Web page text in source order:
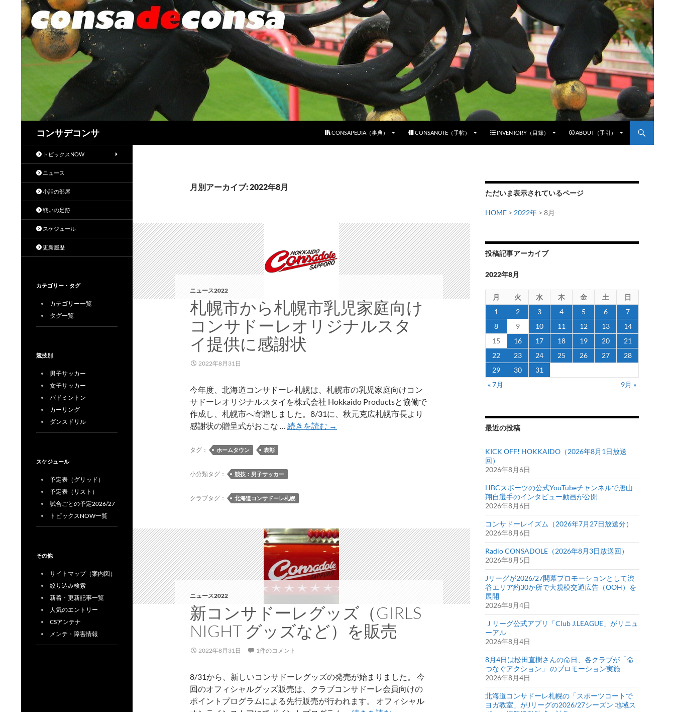
コンサデコンサ
CONSAPEDIA（事典）
CONSANOTE（手帖） INVENTORY（目録） ABOUT（手引）
月別アーカイブ: 2022年8月
ニュース2022
札幌市から札幌市乳児家庭向け
コンサドーレオリジナルスタ
イ提供に感謝状
2022年8月31日
今年度、北海道コンサドーレ札幌は、札幌市の乳児家庭向けコン
サドーレオリジナルスタイを株式会社 Hokkaido Productsと協働で
作成し、札幌市へ寄贈しました。8/31に、秋元克広札幌市長より
感謝状の贈呈式がおこな … 続きを読む 札
児
家
庭
向
け
コ
ン
サ
ド
ー
リ
ジ
ナ
→
タグ： ホームタウン 表彰
小分類タグ： 競技：男子サッカー
クラブタグ： 北海道コンサドーレ札幌
ニュース2022
新コンサドーレグッズ（GIRLS
NIGHT グッズなど）を販売
2022年8月31日 1件のコメント
8/31から、新しいコンサドーレグッズの発売が始まりました。 今
回のオフィシャルグッズ販売は、クラブコンサドーレ会員向けの
ポイントプログラムによる先行販売が行われます。 オフィシャル
ただいま表示されているページ
HOME > 2022年 > 8月
投稿記事アーカイブ
2022年8月
月 火 水 木 金 土
日
1
2 3 4 5 6
7
8
9 10 11 12 13
14
15
16 17 18 19 20
21
22
23 24 25 26 27
28
29
30
31
« 7月
9月 »
最近の投稿
KICK OFF! HOKKAIDO（2026年8月1日放送
回）
2026年8月6日
HBCスポーツの公式YouTubeチャンネルで唐山
翔自選手のインタビュー動画が公開
2026年8月6日
コンサドーレイズム（2026年7月27日放送分）
2026年8月6日
Radio CONSADOLE（2026年8月3日放送回）
2026年8月5日
Jリーグが2026/27開幕プロモーションとして渋
谷エリア約30か所で大規模交通広告（OOH）を
展開
2026年8月4日
Ｊリーグ公式アプリ「Club J.LEAGUE」がリニュ
ーアル
2026年8月4日
8月4日は松田直樹さんの命日、各クラブが「命
つなぐアクション」 のプロモーション実施
2026年8月4日
北海道コンサドーレ札幌の「スポーツコートで
ヨガ教室」がJリーグの2026/27シーズン 地域ス
トピックスNOW
ニュース
小話の部屋
戦いの足跡
スケジュール
更新履歴
カテゴリー・タグ
カテゴリー一覧
タグ一覧
競技別
男子サッカー
女子サッカー
バドミントン
カーリング
ダンスドリル
スケジュール
予定表（グリッド）
予定表（リスト）
試合ごとの予定2026/27
トピックスNOW一覧
その他
サイトマップ（案内図）
絞り込み検索
新着・更新記事一覧
人気のエントリー
CSアンテナ
メンテ・障害情報